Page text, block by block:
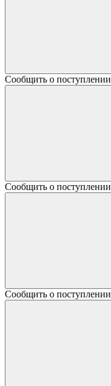
Сообщить о поступлении
Сообщить о поступлении
Сообщить о поступлении